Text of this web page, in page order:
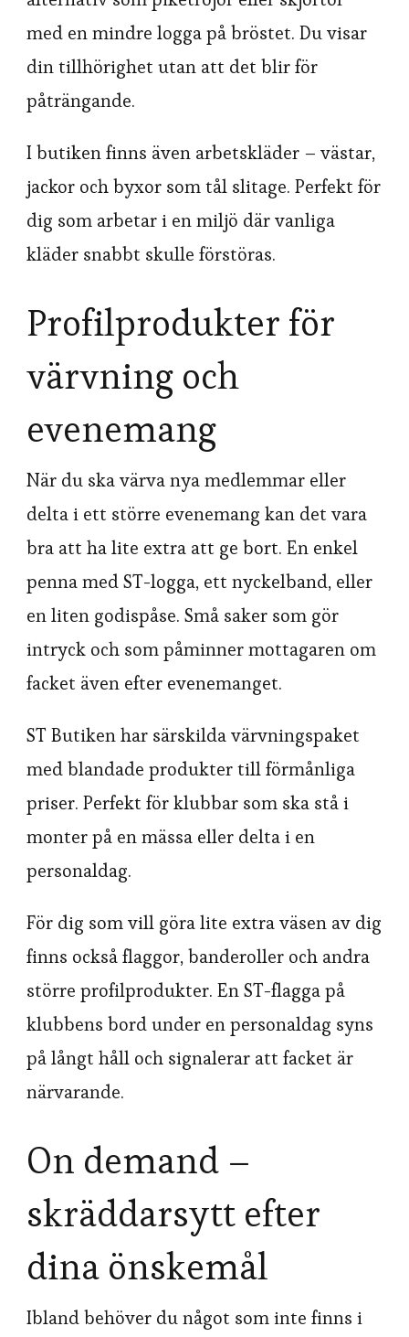
med en mindre logga på bröstet. Du visar
din tillhörighet utan att det blir för
påträngande.
I butiken finns även arbetskläder – västar,
jackor och byxor som tål slitage. Perfekt för
dig som arbetar i en miljö där vanliga
kläder snabbt skulle förstöras.
Profilprodukter för
värvning och
evenemang
När du ska värva nya medlemmar eller
delta i ett större evenemang kan det vara
bra att ha lite extra att ge bort. En enkel
penna med ST-logga, ett nyckelband, eller
en liten godispåse. Små saker som gör
intryck och som påminner mottagaren om
facket även efter evenemanget.
ST Butiken har särskilda värvningspaket
med blandade produkter till förmånliga
priser. Perfekt för klubbar som ska stå i
monter på en mässa eller delta i en
personaldag.
För dig som vill göra lite extra väsen av dig
finns också flaggor, banderoller och andra
större profilprodukter. En ST-flagga på
klubbens bord under en personaldag syns
på långt håll och signalerar att facket är
närvarande.
On demand –
skräddarsytt efter
dina önskemål
Ibland behöver du något som inte finns i